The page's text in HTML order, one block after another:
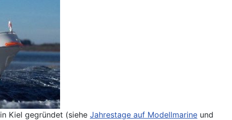
in Kiel gegründet (siehe Jahrestage auf Modellmarine und